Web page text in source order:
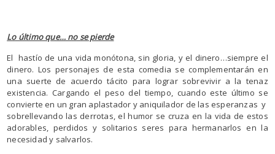
Lo último que… no se pierde
El hastío de una vida monótona, sin gloria, y el dinero…siempre el
dinero. Los personajes de esta comedia se complementarán en
una suerte de acuerdo tácito para lograr sobrevivir a la tenaz
existencia. Cargando el peso del tiempo, cuando este último se
convierte en un gran aplastador y aniquilador de las esperanzas y
sobrellevando las derrotas, el humor se cruza en la vida de estos
adorables, perdidos y solitarios seres para hermanarlos en la
necesidad y salvarlos.